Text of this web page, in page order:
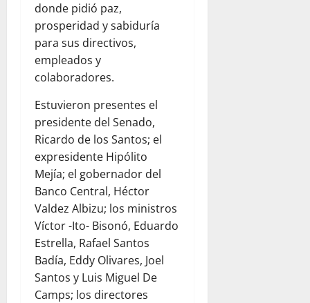
donde pidió paz,
prosperidad y sabiduría
para sus directivos,
empleados y
colaboradores.
Estuvieron presentes el
presidente del Senado,
Ricardo de los Santos; el
expresidente Hipólito
Mejía; el gobernador del
Banco Central, Héctor
Valdez Albizu; los ministros
Víctor -Ito- Bisonó, Eduardo
Estrella, Rafael Santos
Badía, Eddy Olivares, Joel
Santos y Luis Miguel De
Camps; los directores